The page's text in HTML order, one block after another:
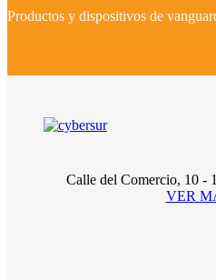
Productos y dispositivos de
Calle del Comercio, 10 -
VER